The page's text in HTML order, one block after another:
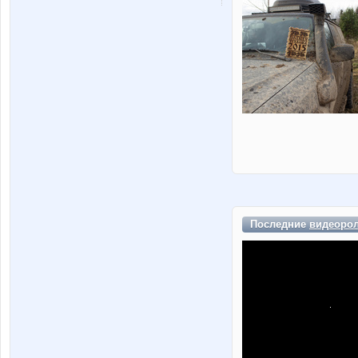
Последние